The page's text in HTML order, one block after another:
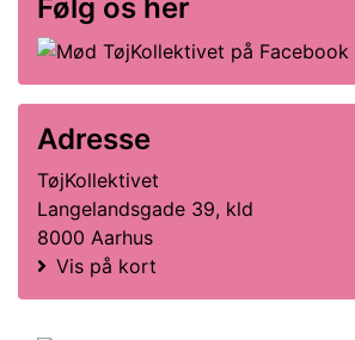
Følg os her
Adresse
TøjKollektivet
Langelandsgade 39, kld
8000 Aarhus
Vis på kort